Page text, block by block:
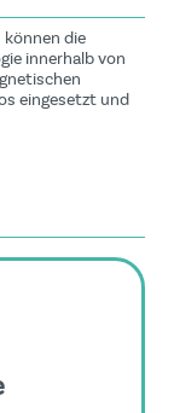
die
innerhalb von
eingesetzt und